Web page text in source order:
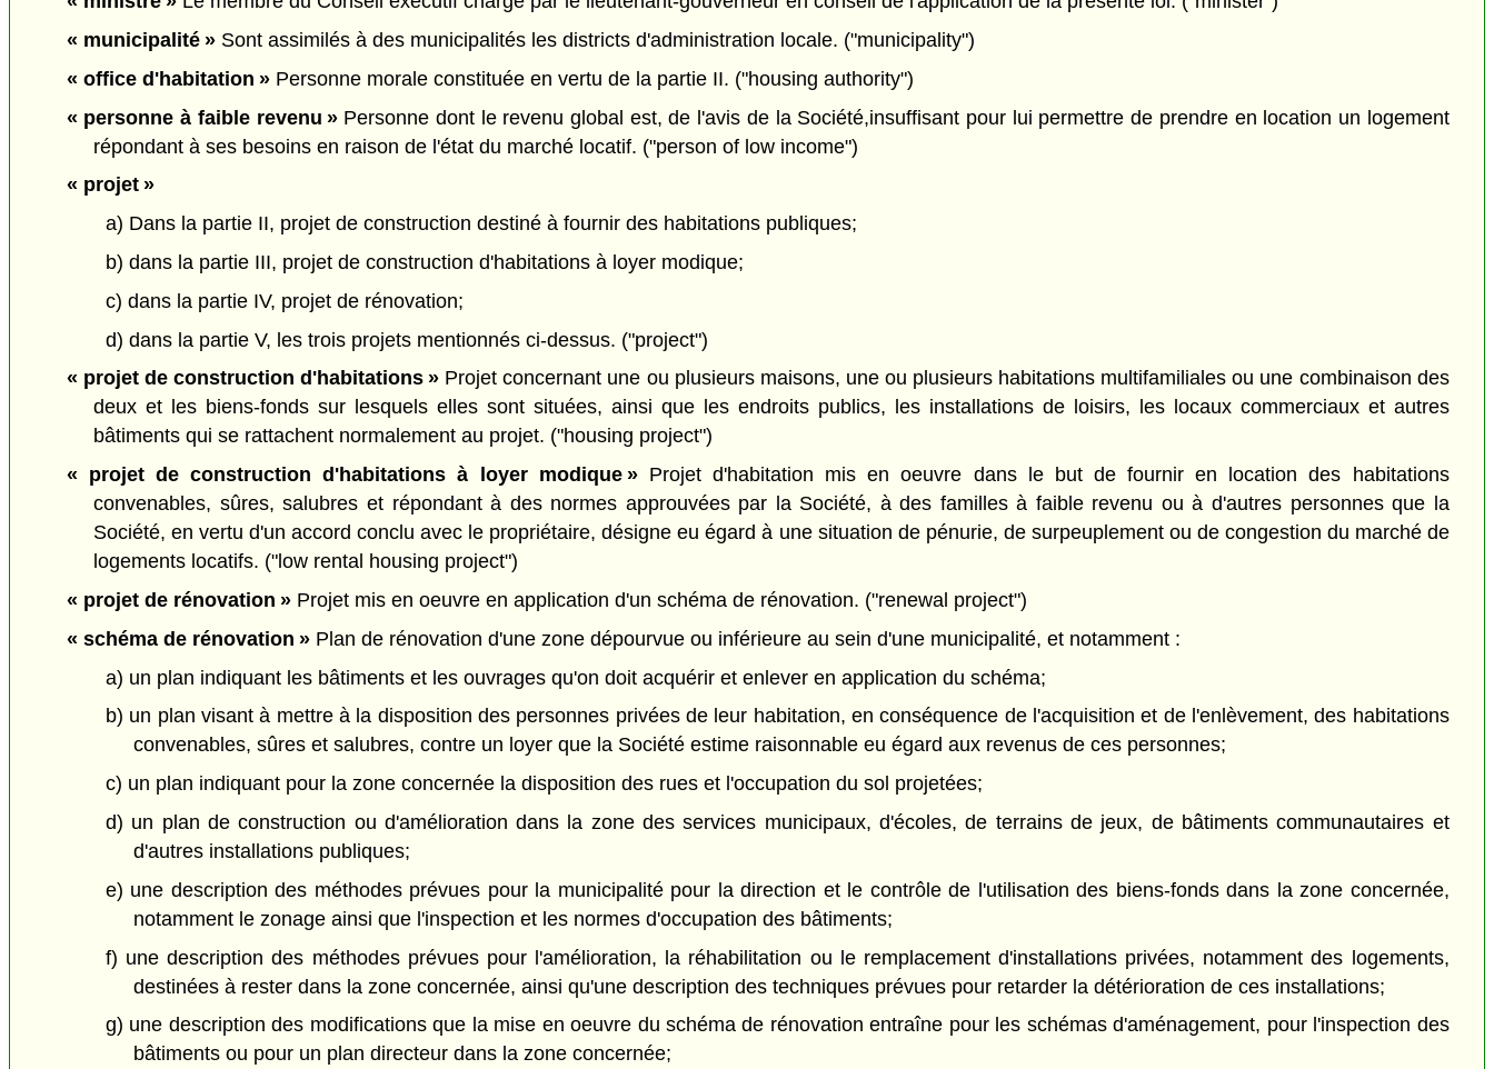
« municipalité »Sont assimilés à des municipalités les districts d'administration locale. ("municipality")
« office d'habitation »Personne morale constituée en vertu de la partie II. ("housing authority")
« personne à faible revenu »Personne dont le revenu global est, de l'avis de la Société,insuffisant pour lui permettre de prendre en location un logement
répondant à ses besoins en raison de l'état du marché locatif. ("person of low income")
« projet »
a) Dans la partie II, projet de construction destiné à fournir des habitations publiques;
b) dans la partie III, projet de construction d'habitations à loyer modique;
c) dans la partie IV, projet de rénovation;
d) dans la partie V, les trois projets mentionnés ci-dessus. ("project")
« projet de construction d'habitations » Projet concernant une ou plusieurs maisons, une ou plusieurs habitations multifamiliales ou une combinaison des
deux et les biens-fonds sur lesquels elles sont situées, ainsi que les endroits publics, les installations de loisirs, les locaux commerciaux et autres
bâtiments qui se rattachent normalement au projet. ("housing project")
« projet de construction d'habitations à loyer modique »Projet d'habitation mis en oeuvre dans le but de fournir en location des habitations
convenables, sûres, salubres et répondant à des normes approuvées par la Société, à des familles à faible revenu ou à d'autres personnes que la
Société, en vertu d'un accord conclu avec le propriétaire, désigne eu égard à une situation de pénurie, de surpeuplement ou de congestion du marché de
logements locatifs. ("low rental housing project")
« projet de rénovation »Projet mis en oeuvre en application d'un schéma de rénovation. ("renewal project")
« schéma de rénovation »Plan de rénovation d'une zone dépourvue ou inférieure au sein d'une municipalité, et notamment :
a) un plan indiquant les bâtiments et les ouvrages qu'on doit acquérir et enlever en application du schéma;
b) un plan visant à mettre à la disposition des personnes privées de leur habitation, en conséquence de l'acquisition et de l'enlèvement, des habitations
convenables, sûres et salubres, contre un loyer que la Société estime raisonnable eu égard aux revenus de ces personnes;
c) un plan indiquant pour la zone concernée la disposition des rues et l'occupation du sol projetées;
d) un plan de construction ou d'amélioration dans la zone des services municipaux, d'écoles, de terrains de jeux, de bâtiments communautaires et
d'autres installations publiques;
e) une description des méthodes prévues pour la municipalité pour la direction et le contrôle de l'utilisation des biens-fonds dans la zone concernée,
notamment le zonage ainsi que l'inspection et les normes d'occupation des bâtiments;
f) une description des méthodes prévues pour l'amélioration, la réhabilitation ou le remplacement d'installations privées, notamment des logements,
destinées à rester dans la zone concernée, ainsi qu'une description des techniques prévues pour retarder la détérioration de ces installations;
g) une description des modifications que la mise en oeuvre du schéma de rénovation entraîne pour les schémas d'aménagement, pour l'inspection des
bâtiments ou pour un plan directeur dans la zone concernée;